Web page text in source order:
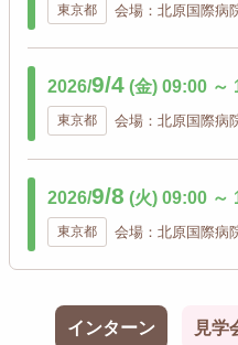
東京都 会場：北原国際病
2026/9/4 (金) 09:00 ～
東京都 会場：北原国際病
2026/9/8 (火) 09:00 ～
東京都 会場：北原国際病
インターン 見学